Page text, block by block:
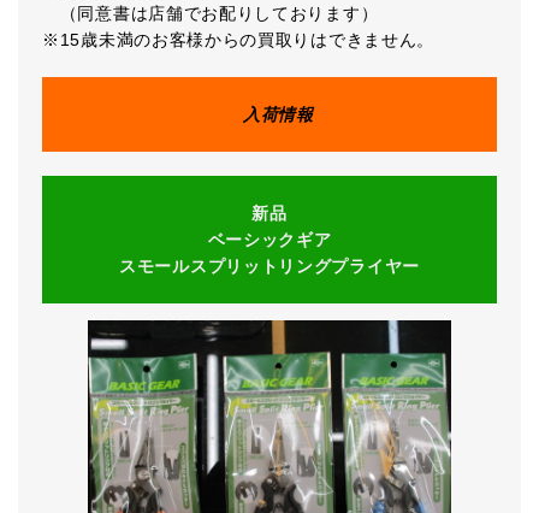
（同意書は店舗でお配りしております）
※15歳未満のお客様からの買取りはできません。
入荷情報
新品
ベーシックギア
スモールスプリットリングプライヤー